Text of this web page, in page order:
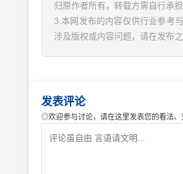
归原作者所有，转载方需自行承担
3.本网发布的内容仅供行业参考
涉及版权或内容问题，请在发布
发表评论
◎欢迎参与讨论，请在这里发表您的看法